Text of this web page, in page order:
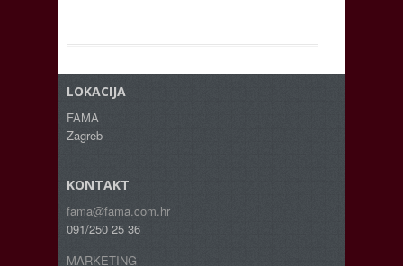
LOKACIJA
FAMA
Zagreb
KONTAKT
fama@fama.com.hr
091/250 25 36
MARKETING